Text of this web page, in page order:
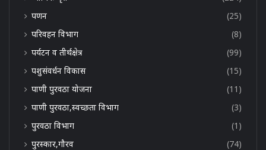
पणन
(25)
परिवहन विभाग
(8)
पर्यटन व तीर्थक्षेत्र
(99)
पशुसंवर्धन विकास
(15)
पाणी पुरवठा योजना
(11)
पाणी पुरवठा,स्वच्छता विभाग
(3)
पुरवठा विभाग
(1)
पुरस्कार,गौरव
(74)